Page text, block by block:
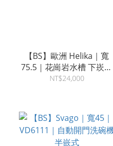
【BS】歐洲 Helika｜寬
75.5｜花崗岩水槽 下崁安
裝｜SQA105｜灰色水槽
NT$24,000